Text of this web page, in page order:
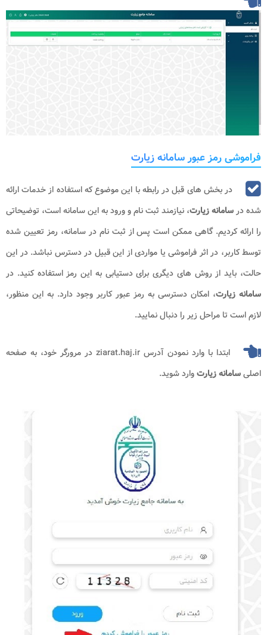
فراموشی رمز عبور سامانه زیارت
در بخش های قبل در رابطه با این موضوع که استفاده از خدمات ارائه
شده درسامانه زیارت، نیازمند ثبت نام و ورود به این سامانه است، توضیحاتی
را ارائه کردیم. گاهی ممکن است پس از ثبت نام در سامانه، رمز تعیین شده
توسط کاربر، در اثر فراموشی یا مواردی از این قبیل در دسترس نباشد. در این
حالت، باید از روش های دیگری برای دستیابی به این رمز استفاده کنید. در
سامانه زیارت، امکان دسترسی به رمز عبور کاربر وجود دارد. به این منظور،
لازم است تا مراحل زیر را دنبال نمایید.
ابتدا با وارد نمودن آدرس ziarat.haj.ir در مرورگر خود، به صفحه
اصلیسامانه زیارتوارد شوید.